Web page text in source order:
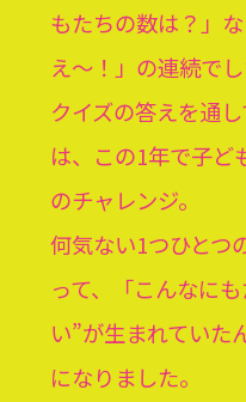
もたちの数は？」
え〜！」の連続でし
クイズの答えを通
は、この1年で子ど
のチャレンジ。
何気ない1つひとつ
って、「こんなに
い”が生まれていた
になりました。